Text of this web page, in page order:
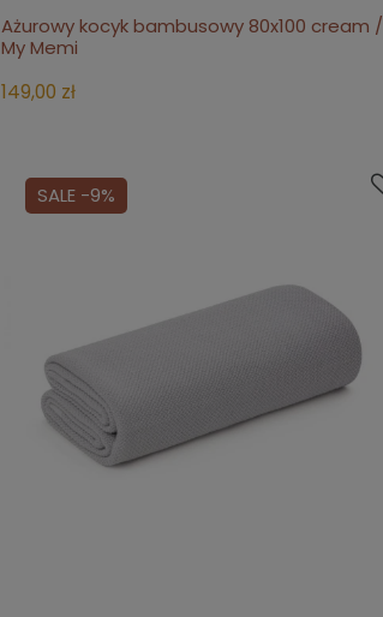
do koszyka
Ażurowy kocyk bambusowy 80x100 cream /
My Memi
149,00 zł
SALE -9%